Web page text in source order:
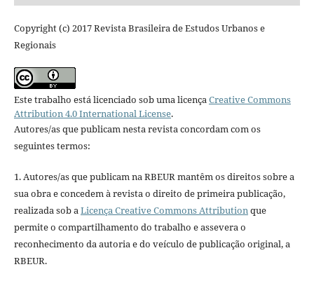
Copyright (c) 2017 Revista Brasileira de Estudos Urbanos e
Regionais
Este trabalho está licenciado sob uma licençaCreative Commons
Attribution 4.0 International License.
Autores/as que publicam nesta revista concordam com os
seguintes termos:
1. Autores/as que publicam na RBEUR mantêm os direitos sobre a
sua obra e concedem à revista o direito de primeira publicação,
realizada sob aLicença Creative Commons Attributionque
permite o compartilhamento do trabalho e assevera o
reconhecimento da autoria e do veículo de publicação original, a
RBEUR.